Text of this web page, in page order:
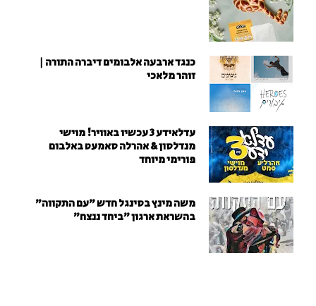
כנגד ארבעה אלבומים דיברה התורה |
זוהר מלאכי
עדלאידע 3 עכשיו באוויר! מוישי
מנדלסון & אהרלה סאמעט באלבום
פורימי מיוחד
משה מינץ בסינגל חדש ״עם התקווה״
בהשראת ארגון "ביחד ננצח"